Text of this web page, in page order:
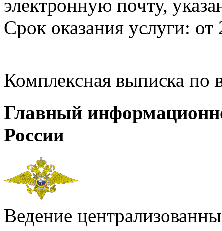
электронную почту,
Срок оказания услуги: от
Комплексная выписка
Главный
России
Ведение